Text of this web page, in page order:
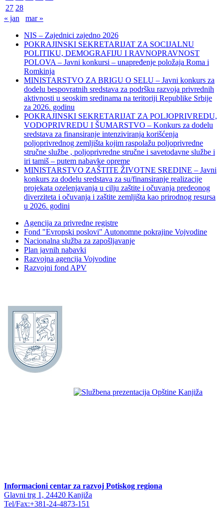
27 28
« jan
mar »
NIS – Zajednici zajedno 2026
POKRAJINSKI SEKRETARIJAT ZA SOCIJALNU
POLITIKU, DEMOGRAFIJU I RAVNOPRAVNOST
POLOVA – Javni konkursi – unapređenje položaja Roma i
Romkinja
MINISTARSTVO ZA BRIGU O SELU – Javni konkurs za
dodelu bespovratnih sredstava za podršku razvoja privrednih
aktivnosti u seoskim sredinama na teritoriji Republike Srbije
za 2026. godinu
POKRAJINSKI SEKRETARIJAT ZA POLJOPRIVREDU,
VODOPRIVREDU I ŠUMARSTVO – Konkurs za dodelu
sredstava za finansiranje intenziviranja korišćenja
poljoprivrednog zemljišta kojim raspolažu poljoprivredne
stručne službe , poljoprivredne stručne i savetodavne službe i
iri tamiš ‒ putem nabavke opreme
MINISTARSTVO ZAŠTITE ŽIVOTNE SREDINE – Javni
konkurs za dodelu sredstava za su/finansiranje realizacije
projekata ozelenjavanja u cilju zaštite i očuvanja predeonog
diverziteta i očuvanja i zaštite zemljišta kao prirodnog resursa
u 2026. godini
Agencija za privredne registre
Fond "Evropski poslovi" Autonomne pokrajine Vojvodine
Nacionalna služba za zapošljavanje
Plan javnih nabavki
Razvojna agencija Vojvodine
Razvojni fond APV
Informacioni centar za razvoj Potiskog regiona
Glavni trg 1, 24420 Kanjiža
Tel/Fax:+381-24-4873-151